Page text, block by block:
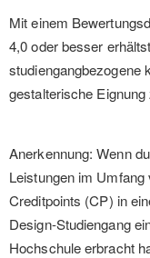
Mit einem
4,0 oder besser
studiengangbezogene
gestalterische
Anerkennung: Wenn
Leistungen im Umfang
Creditpoints (CP) in
Design-Studiengang
Hochschule erbracht